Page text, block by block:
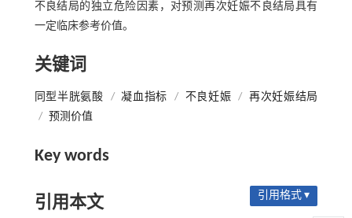
不良结局的独立危险因素，对预测再次妊娠不良结局具有
一定临床参考价值。
关键词
同型半胱氨酸 / 凝血指标 / 不良妊娠 / 再次妊娠结局
/ 预测价值
Key words
引用本文 引用格式 ▾